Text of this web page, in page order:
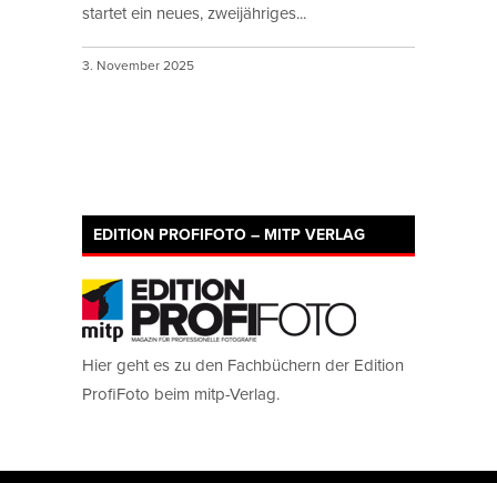
startet ein neues, zweijähriges...
3. November 2025
EDITION PROFIFOTO – MITP VERLAG
Hier geht es zu den Fachbüchern der Edition
ProfiFoto beim mitp-Verlag.